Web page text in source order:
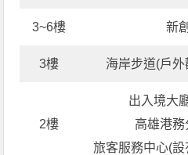
3~6樓 新
3樓 海岸步道(戶
2樓
出入境大
高雄港
旅客服務中心(